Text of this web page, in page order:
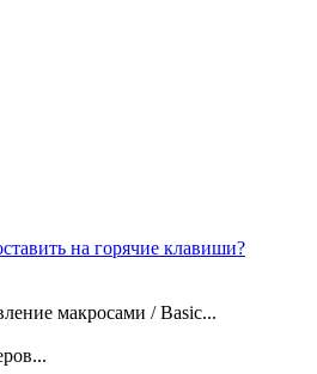
на горячие клавиши?
макросами / Basic...